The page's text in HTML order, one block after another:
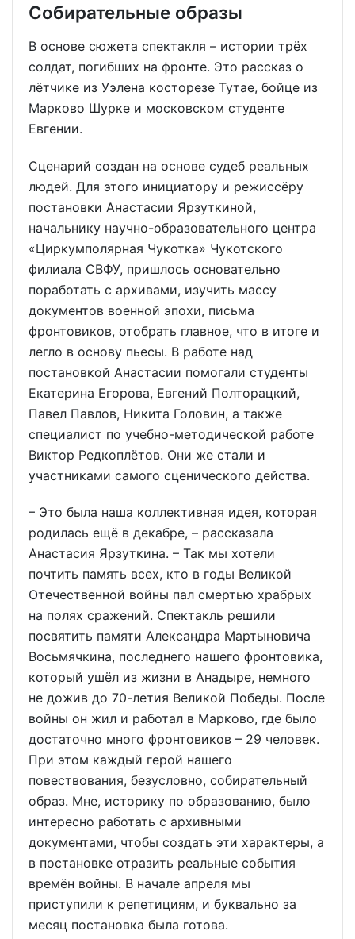
Собирательные образы
В основе сюжета спектакля – истории трёх
солдат, погибших на фронте. Это рассказ о
лётчике из Уэлена косторезе Тутае, бойце из
Марково Шурке и московском студенте
Евгении.
Сценарий создан на основе судеб реальных
людей. Для этого инициатору и режиссёру
постановки Анастасии Ярзуткиной,
начальнику научно-образовательного центра
«Циркумполярная Чукотка» Чукотского
филиала СВФУ, пришлось основательно
поработать с архивами, изучить массу
документов военной эпохи, письма
фронтовиков, отобрать главное, что в итоге и
легло в основу пьесы. В работе над
постановкой Анастасии помогали студенты
Екатерина Егорова, Евгений Полторацкий,
Павел Павлов, Никита Головин, а также
специалист по учебно-методической работе
Виктор Редкоплётов. Они же стали и
участниками самого сценического действа.
– Это была наша коллективная идея, которая
родилась ещё в декабре, – рассказала
Анастасия Ярзуткина. – Так мы хотели
почтить память всех, кто в годы Великой
Отечественной войны пал смертью храбрых
на полях сражений. Спектакль решили
посвятить памяти Александра Мартыновича
Восьмячкина, последнего нашего фронтовика,
который ушёл из жизни в Анадыре, немного
не дожив до 70-летия Великой Победы. После
войны он жил и работал в Марково, где было
достаточно много фронтовиков – 29 человек.
При этом каждый герой нашего
повествования, безусловно, собирательный
образ. Мне, историку по образованию, было
интересно работать с архивными
документами, чтобы создать эти характеры, а
в постановке отразить реальные события
времён войны. В начале апреля мы
приступили к репетициям, и буквально за
месяц постановка была готова.